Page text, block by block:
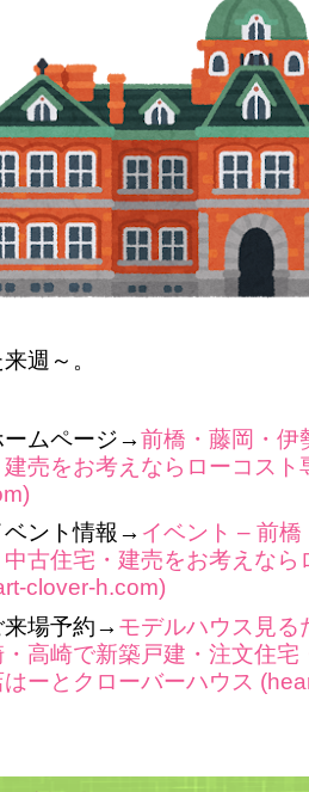
週～。
ムページ→前橋・藤岡・伊
売をお考えならローコス
ント情報→ イベント – 前
古住宅・建売をお考えな
clover-h.com)
場予約→ モデルハウス見る
高崎で新築戸建・注文住
はーとクローバーハウス